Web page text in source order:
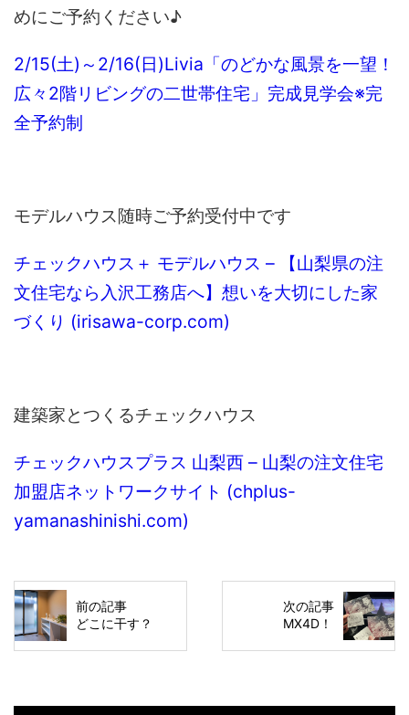
めにご予約ください♪
2/15(土)～2/16(日)Livia「のどかな風景を一望！
広々2階リビングの二世帯住宅」完成見学会※完
全予約制
モデルハウス随時ご予約受付中です
チェックハウス＋ モデルハウス – 【山梨県の注
文住宅なら入沢工務店へ】想いを大切にした家
づくり (irisawa-corp.com)
建築家とつくるチェックハウス
チェックハウスプラス 山梨西 – 山梨の注文住宅
加盟店ネットワークサイト (chplus-
yamanashinishi.com)
前の記事
どこに干す？
次の記事
MX4D！